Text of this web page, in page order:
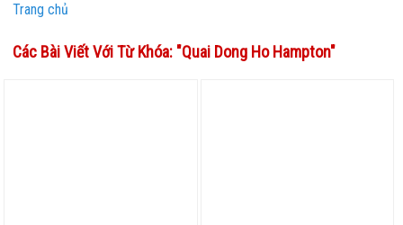
Trang chủ
Các Bài Viết Với Từ Khóa: "Quai Dong Ho Hampton"